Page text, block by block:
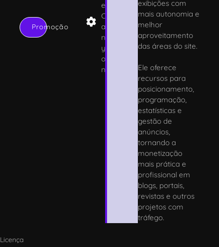
Promoção
e
C
a
n
y
o
n
exibições com
mais autonomia e
melhor
aproveitamento
das áreas do site.
Ele oferece
recursos para
posicionamento,
programação,
estatísticas e
gestão de
anúncios,
tornando a
monetização
mais prática e
profissional em
blogs, portais,
revistas e outros
projetos com
tráfego.
Licença